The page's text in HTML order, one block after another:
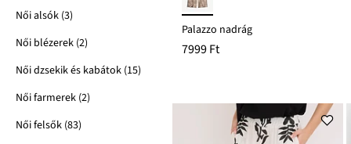
Női alsók (3)
Női blézerek (2)
Női dzsekik és kabátok (15)
Női farmerek (2)
Női felsők (83)
Palazzo nadrág
7999 Ft